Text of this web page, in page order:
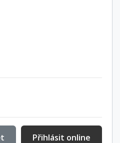
Přihlásit online